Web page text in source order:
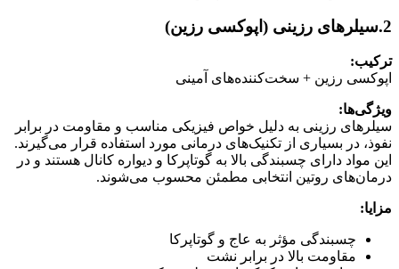
2.سیلرهای رزینی (اپوکسی رزین)
ترکیب:
اپوکسی رزین + سخت‌کننده‌های آمینی
ویژگی‌ها:
سیلرهای رزینی به دلیل خواص فیزیکی مناسب و مقاومت در برابر
نفوذ، در بسیاری از تکنیک‌های درمانی مورد استفاده قرار می‌گیرند.
این مواد دارای چسبندگی بالا به گوتاپرکا و دیواره کانال هستند و در
درمان‌های روتین انتخابی مطمئن محسوب می‌شوند.
مزایا:
چسبندگی مؤثر به عاج و گوتاپرکا
مقاومت بالا در برابر نشت